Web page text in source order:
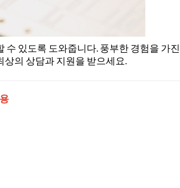
있도록 도와줍니다. 풍부한 경험을 가
상의 상담과 지원을 받으세요.